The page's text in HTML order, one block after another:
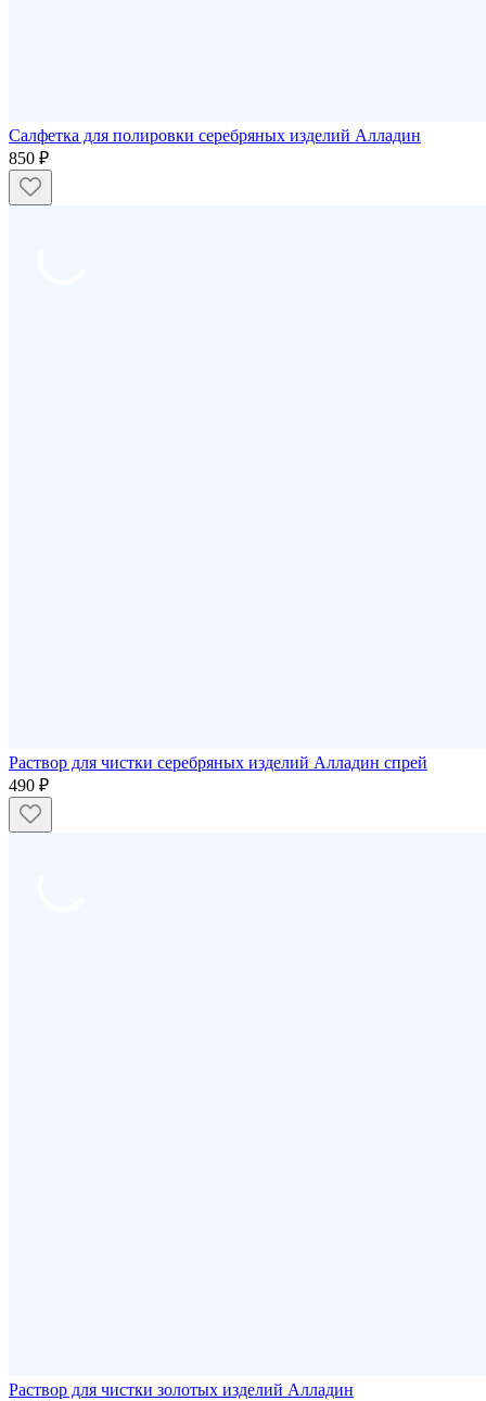
Салфетка для полировки серебряных изделий Алладин
850 ₽
Раствор для чистки серебряных изделий Алладин спрей
490 ₽
Раствор для чистки золотых изделий Алладин